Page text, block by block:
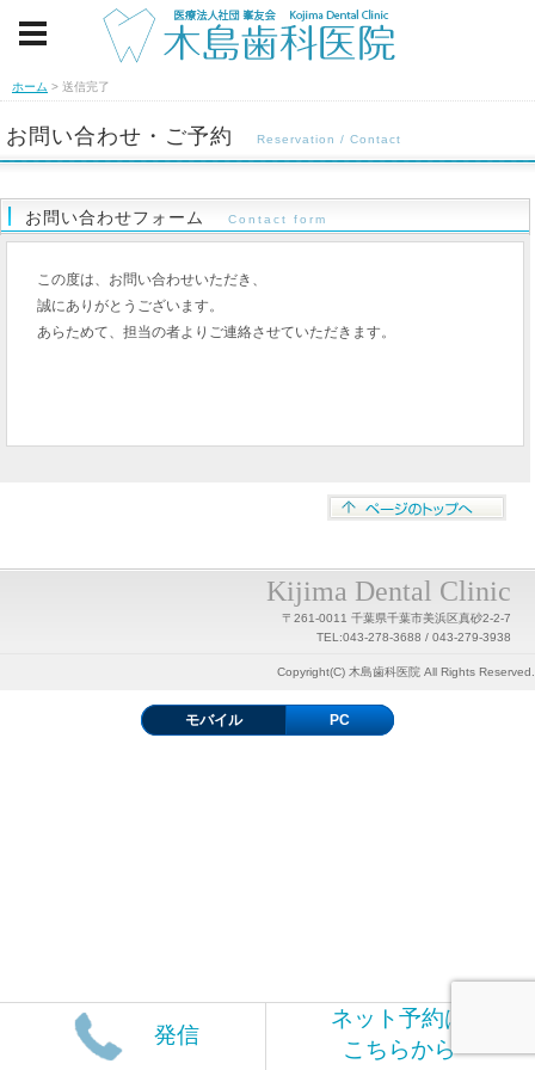
ホーム > 送信完了
お問い合わせ・ご予約 Reservation / Contact
お問い合わせフォーム Contact form
この度は、お問い合わせいただき、
誠にありがとうございます。
あらためて、担当の者よりご連絡させていただきます。
Kijima Dental Clinic
〒261-0011 千葉県千葉市美浜区真砂2-2-7
TEL:043-278-3688 / 043-279-3938
Copyright(C) 木島歯科医院 All Rights Reserved.
発信
ネット予約は
こちらから
モバイル PC